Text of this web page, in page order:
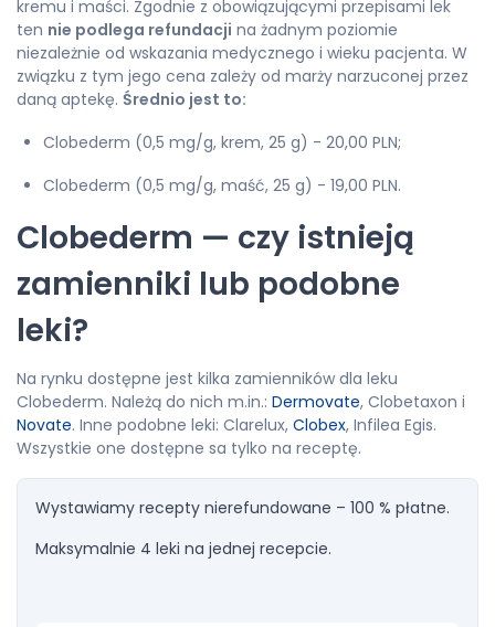
kremu i maści. Zgodnie z obowiązującymi przepisami lek
ten nie podlega refundacji na żadnym poziomie
niezależnie od wskazania medycznego i wieku pacjenta. W
związku z tym jego cena zależy od marży narzuconej przez
daną aptekę. Średnio jest to:
Clobederm (0,5 mg/g, krem, 25 g) - 20,00 PLN;
Clobederm (0,5 mg/g, maść, 25 g) - 19,00 PLN.
Clobederm — czy istnieją
zamienniki lub podobne
leki?
Na rynku dostępne jest kilka zamienników dla leku
Clobederm. Należą do nich m.in.: Dermovate, Clobetaxon i
Novate. Inne podobne leki: Clarelux, Clobex, Infilea Egis.
Wszystkie one dostępne sa tylko na receptę.
Wystawiamy recepty nierefundowane – 100 % płatne.
Maksymalnie 4 leki na jednej recepcie.